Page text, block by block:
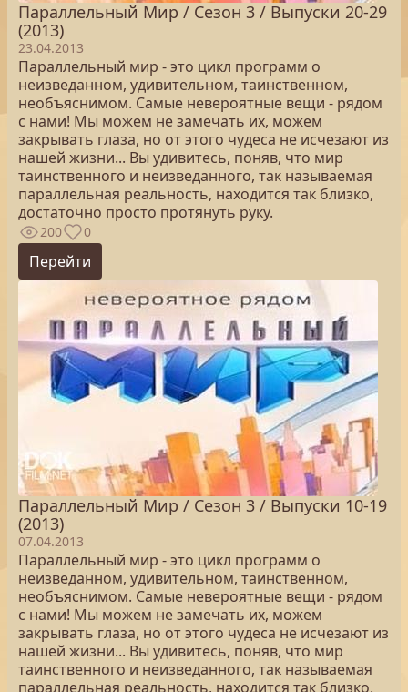
Параллельный Мир / Сезон 3 / Выпуски 20-29
(2013)
23.04.2013
Параллельный мир - это цикл программ о
неизведанном, удивительном, таинственном,
необъяснимом. Самые невероятные вещи - рядом
с нами! Мы можем не замечать их, можем
закрывать глаза, но от этого чудеса не исчезают из
нашей жизни... Вы удивитесь, поняв, что мир
таинственного и неизведанного, так называемая
параллельная реальность, находится так близко,
достаточно просто протянуть руку.
200 0
Перейти
Параллельный Мир / Сезон 3 / Выпуски 10-19
(2013)
07.04.2013
Параллельный мир - это цикл программ о
неизведанном, удивительном, таинственном,
необъяснимом. Самые невероятные вещи - рядом
с нами! Мы можем не замечать их, можем
закрывать глаза, но от этого чудеса не исчезают из
нашей жизни... Вы удивитесь, поняв, что мир
таинственного и неизведанного, так называемая
параллельная реальность, находится так близко,